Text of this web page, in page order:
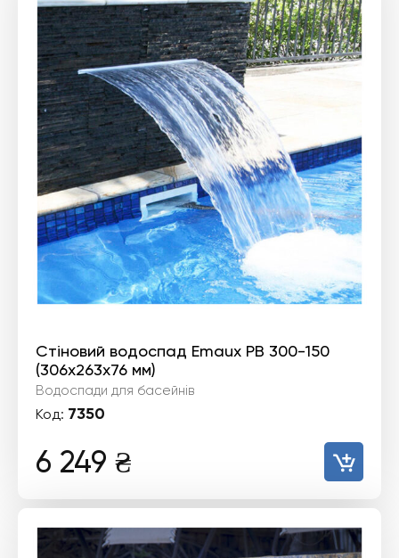
Стіновий водоспад Emaux PB 300-150
(306х263х76 мм)
Водоспади для басейнів
Код: 7350
6 249 ₴